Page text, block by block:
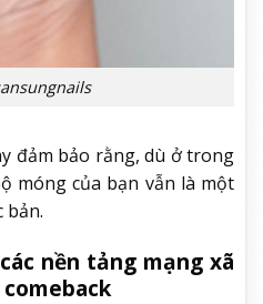
đảm bảo rằng, dù ở trong
móng của bạn vẫn là một
bản.
nền tảng mạng xã